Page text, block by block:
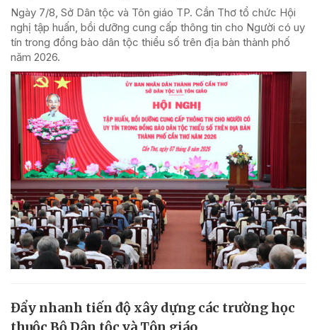
Ngày 7/8, Sở Dân tộc và Tôn giáo TP. Cần Thơ tổ chức Hội
nghị tập huấn, bồi dưỡng cung cấp thông tin cho Người có uy
tín trong đồng bào dân tộc thiểu số trên địa bàn thành phố
năm 2026.
Đẩy nhanh tiến độ xây dựng các trường học
thuộc Bộ Dân tộc và Tôn giáo